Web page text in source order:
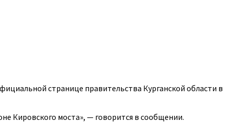
странице правительства Курганской области в
Кировского моста», — говорится в сообщении.